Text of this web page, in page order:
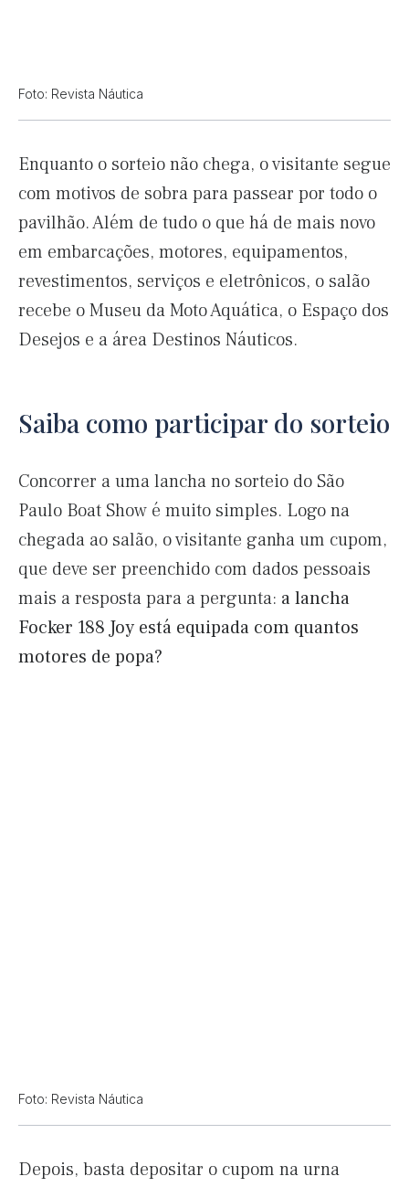
Foto: Revista Náutica
Enquanto o sorteio não chega, o visitante segue
com motivos de sobra para passear por todo o
pavilhão. Além de tudo o que há de mais novo
em embarcações, motores, equipamentos,
revestimentos, serviços e eletrônicos, o salão
recebe o Museu da Moto Aquática, o Espaço dos
Desejos e a área Destinos Náuticos.
Saiba como participar do sorteio
Concorrer a uma lancha no sorteio do São
Paulo Boat Show é muito simples. Logo na
chegada ao salão, o visitante ganha um cupom,
que deve ser preenchido com dados pessoais
mais a resposta para a pergunta: a lancha
Focker 188 Joy está equipada com quantos
motores de popa?
Foto: Revista Náutica
Depois, basta depositar o cupom na urna